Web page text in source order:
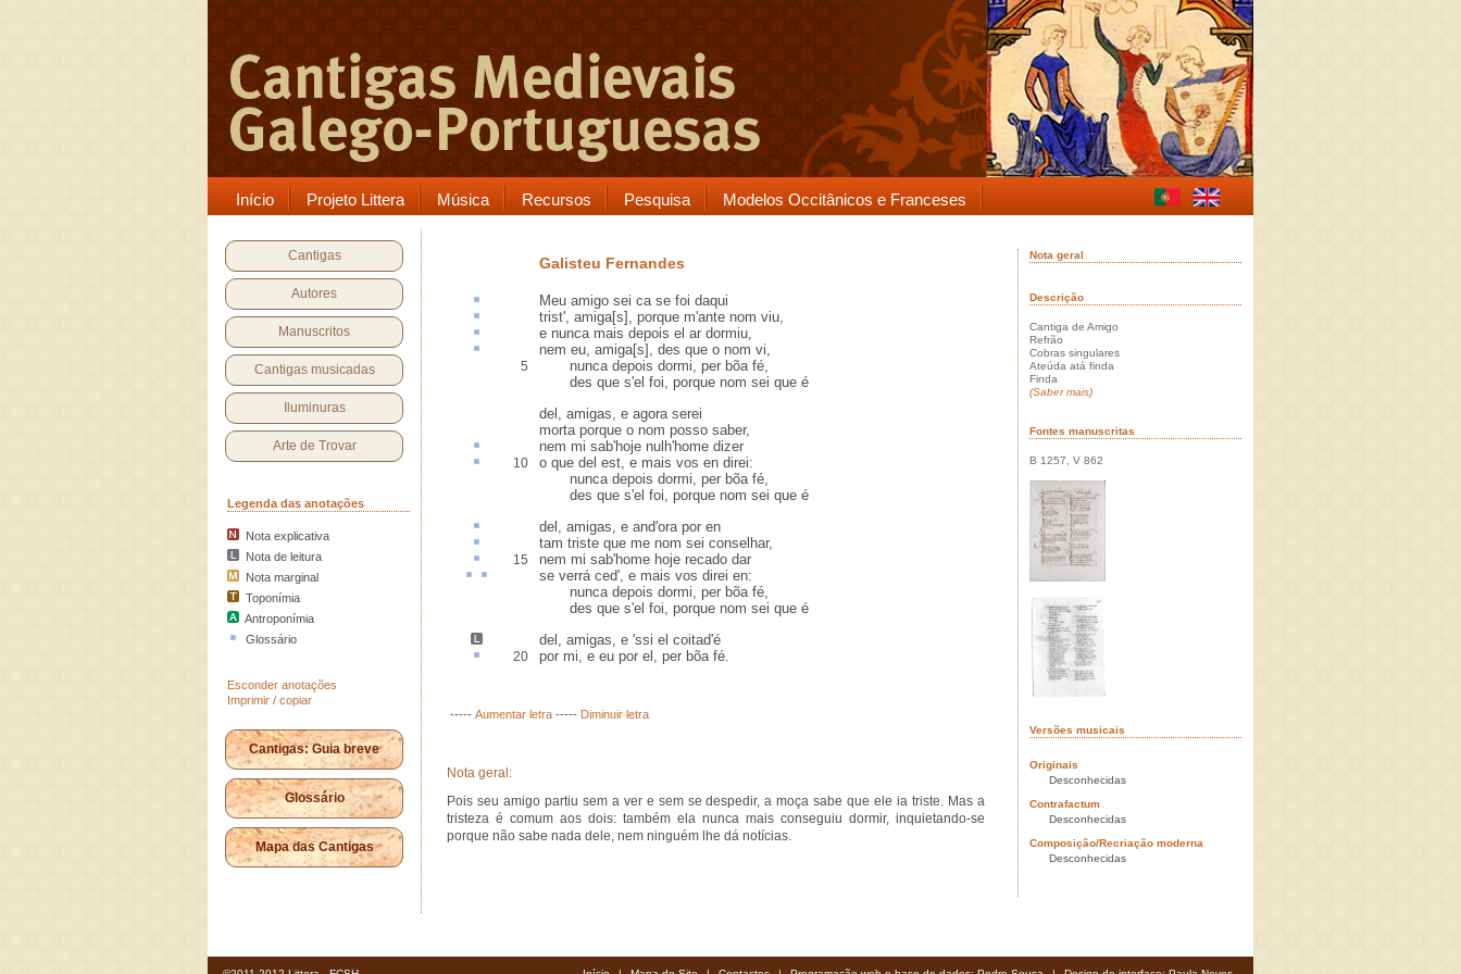
Início Projeto Littera Música Recursos Pesquisa Modelos Occitânicos e Franceses
Cantigas
Autores
Manuscritos
Cantigas musicadas
Iluminuras
Arte de Trovar
Legenda das anotações
Nota explicativa
Nota de leitura
Nota marginal
Toponímia
Antroponímia
Glossário
Esconder anotações
Imprimir / copiar
Cantigas: Guia breve
Glossário
Mapa das Cantigas
Galisteu Fernandes
Meu amigo sei case foi daqui
trist', amiga[s], porque m'ante nom viu,
e nunca mais depois el ar dormiu,
nem eu, amiga[s], des que o nom vi,
5
nunca depois dormi, per bõa fé,
des que s'el foi, porque nom sei que é
del, amigas, e agora serei
morta porque o nom posso saber,
nem mi sab'hoje nulh'home dizer
10 o que del est, e mais vos en direi:
nunca depois dormi, per bõa fé,
des que s'el foi, porque nom sei que é
del, amigas, e and'ora por en
tam triste que me nom sei conselhar,
15 nem mi sab'home hoje recado dar
se verrá ced', e mais vos direi en:
nunca depois dormi, per bõa fé,
des que s'el foi, porque nom sei que é
del, amigas, e 'ssi el coitad'é
20 por mi, e eu por el , per bõa fé.
----- Aumentar letra ----- Diminuir letra
Nota geral:
Pois seu amigo partiu sem a ver e sem se despedir, a moça sabe que ele ia triste. Mas a
tristeza é comum aos dois: também ela nunca mais conseguiu dormir, inquietando-se
porque não sabe nada dele, nem ninguém lhe dá notícias.
Nota geral
Descrição
Cantiga de Amigo
Refrão
Cobras singulares
Ateúda atá finda
Finda
(Saber mais)
Fontes manuscritas
B 1257, V 862
Versões musicais
Originais
Desconhecidas
Contrafactum
Desconhecidas
Composição/Recriação moderna
Desconhecidas